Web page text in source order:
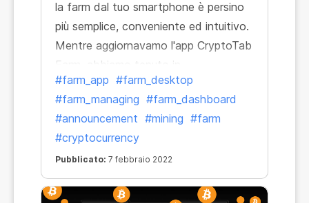
la farm dal tuo smartphone è persino
più semplice, conveniente ed intuitivo.
Mentre aggiornavamo l'app CryptoTab
Farm, abbiamo tenuto in
considerazione molti cambiamenti
proposti e lavorato sulla maggior parte
delle preoccupazioni sollevate dai
nostri utenti.
#farm_app #farm_desktop
#farm_managing #farm_dashboard
#announcement #mining #farm
#cryptocurrency
Pubblicato: 7 febbraio 2022